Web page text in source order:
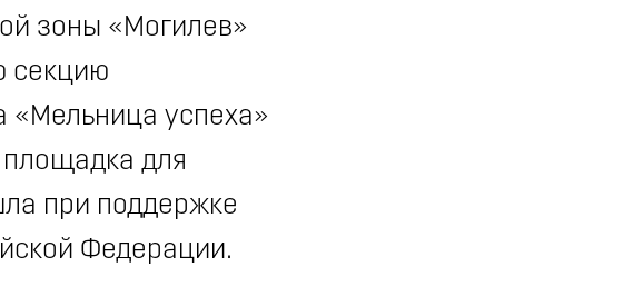
зоны «Могилев»
секцию
«Мельница успеха»
для
при поддержке
Федерации.